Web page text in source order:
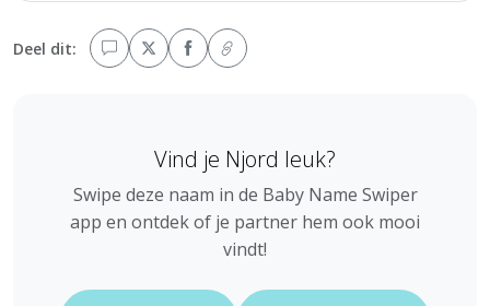
Deel dit:
Vind je Njord leuk?
Swipe deze naam in de Baby Name Swiper
app en ontdek of je partner hem ook mooi
vindt!